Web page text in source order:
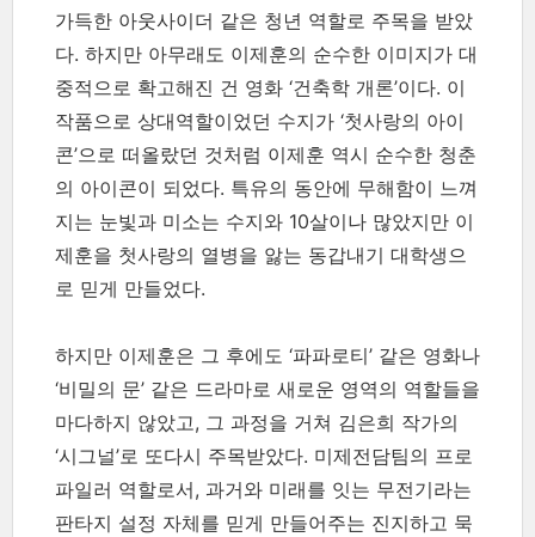
가득한 아웃사이더 같은 청년 역할로 주목을 받았
다. 하지만 아무래도 이제훈의 순수한 이미지가 대
중적으로 확고해진 건 영화 ‘건축학 개론’이다. 이
작품으로 상대역할이었던 수지가 ‘첫사랑의 아이
콘’으로 떠올랐던 것처럼 이제훈 역시 순수한 청춘
의 아이콘이 되었다. 특유의 동안에 무해함이 느껴
지는 눈빛과 미소는 수지와 10살이나 많았지만 이
제훈을 첫사랑의 열병을 앓는 동갑내기 대학생으
로 믿게 만들었다.
하지만 이제훈은 그 후에도 ‘파파로티’ 같은 영화나
‘비밀의 문’ 같은 드라마로 새로운 영역의 역할들을
마다하지 않았고, 그 과정을 거쳐 김은희 작가의
‘시그널’로 또다시 주목받았다. 미제전담팀의 프로
파일러 역할로서, 과거와 미래를 잇는 무전기라는
판타지 설정 자체를 믿게 만들어주는 진지하고 묵